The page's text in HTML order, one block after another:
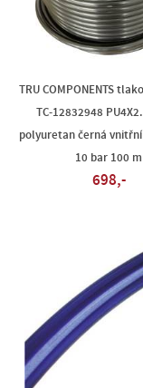
TRU COMPONENTS
TC-12832948
polyuretan černá
10 bar 100 m
698,-